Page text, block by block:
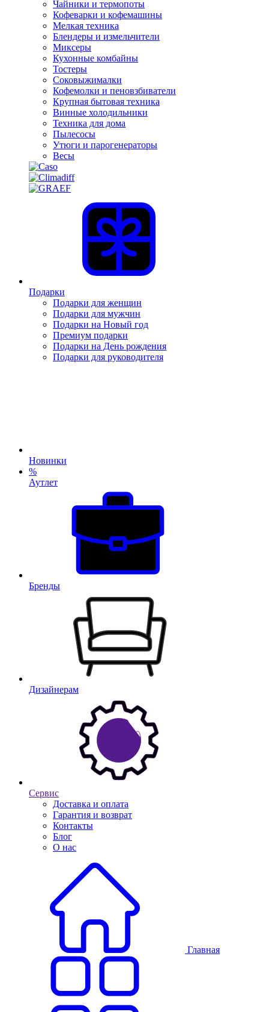
Чайники и термопоты
Кофеварки и кофемашины
Мелкая техника
Блендеры и измельчители
Миксеры
Кухонные комбайны
Тостеры
Соковыжималки
Кофемолки и пеновзбиватели
Крупная бытовая техника
Винные холодильники
Техника для дома
Пылесосы
Утюги и парогенераторы
Весы
Подарки
Подарки для женщин
Подарки для мужчин
Подарки на Новый год
Премиум подарки
Подарки на День рождения
Подарки для руководителя
Новинки
%
Аутлет
Бренды
Дизайнерам
Сервис
Доставка и оплата
Гарантия и возврат
Контакты
Блог
О нас
Главная